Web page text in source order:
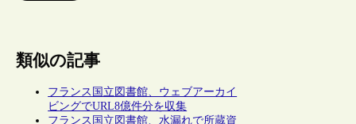
類似の記事
フランス国立図書館、ウェブアーカイ
ビングでURL8億件分を収集
フランス国立図書館、水漏れで所蔵資